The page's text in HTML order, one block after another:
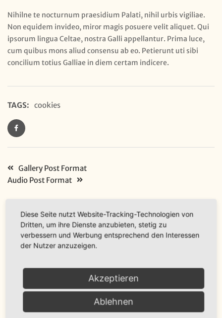
Nihilne te nocturnum praesidium Palati, nihil urbis vigiliae.
Non equidem invideo, miror magis posuere velit aliquet. Qui
ipsorum lingua Celtae, nostra Galli appellantur. Prima luce,
cum quibus mons aliud consensu ab eo. Petierunt uti sibi
concilium totius Galliae in diem certam indicere.
TAGS: cookies
Gallery Post Format
Audio Post Format
LEAVE A REPLY
Your email address will not be published.
Diese Seite nutzt Website-Tracking-Technologien von
Dritten, um ihre Dienste anzubieten, stetig zu
verbessern und Werbung entsprechend den Interessen
der Nutzer anzuzeigen.
Akzeptieren
Ablehnen